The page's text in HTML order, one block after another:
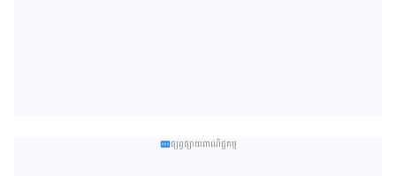
ផ្សព្វផ្សាយពាណិជ្ជកម្ម